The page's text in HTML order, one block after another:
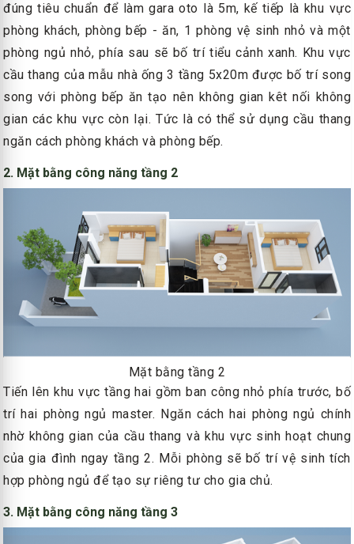
đúng tiêu chuẩn để làm gara oto là 5m, kế tiếp là khu vực
phòng khách, phòng bếp - ăn, 1 phòng vệ sinh nhỏ và một
phòng ngủ nhỏ, phía sau sẽ bố trí tiểu cảnh xanh. Khu vực
cầu thang của mẫu nhà ống 3 tầng 5x20m được bố trí song
song với phòng bếp ăn tạo nên không gian kêt nối không
gian các khu vực còn lại. Tức là có thể sử dụng cầu thang
ngăn cách phòng khách và phòng bếp.
2. Mặt bằng công năng tầng 2
Mặt bằng tầng 2
Tiến lên khu vực tầng hai gồm ban công nhỏ phía trước, bố
trí hai phòng ngủ master. Ngăn cách hai phòng ngủ chính
nhờ không gian của cầu thang và khu vực sinh hoạt chung
của gia đình ngay tầng 2. Mỗi phòng sẽ bố trí vệ sinh tích
hợp phòng ngủ để tạo sự riêng tư cho gia chủ.
3. Mặt bằng công năng tầng 3